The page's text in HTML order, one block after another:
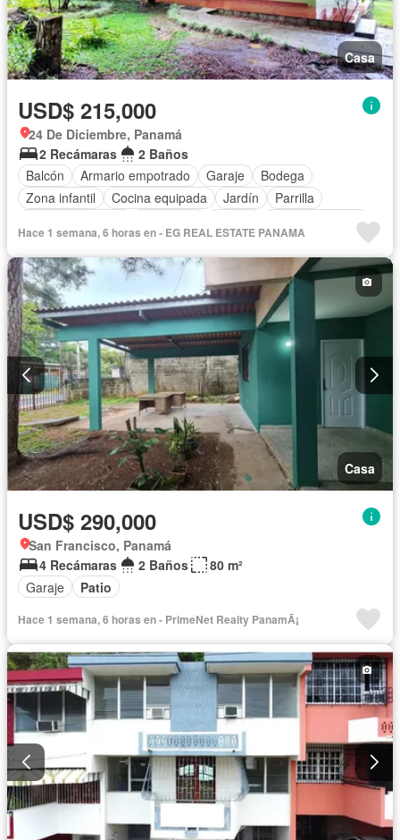
Casa
USD$ 215,000
24 De Diciembre, Panamá
2 Recámaras
2 Baños
Balcón
Armario empotrado Garaje
Bodega
Zona infantil
Cocina equipada Jardín
Parrilla
Cancha de tenis
Patio
Hace 1 semana, 6 horas en - EG REAL ESTATE PANAMA
Casa
USD$ 290,000
San Francisco, Panamá
4 Recámaras
2 Baños
80 m²
Garaje
Patio
Hace 1 semana, 6 horas en - PrimeNet Realty PanamÃ¡